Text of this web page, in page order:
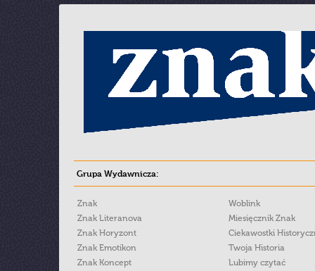
Grupa Wydawnicza:
Znak
Znak Literanova
Znak Horyzont
Znak Emotikon
Znak Koncept
Woblink
Miesięcznik Znak
Ciekawostki
Twoja Historia
Lubimy czytać